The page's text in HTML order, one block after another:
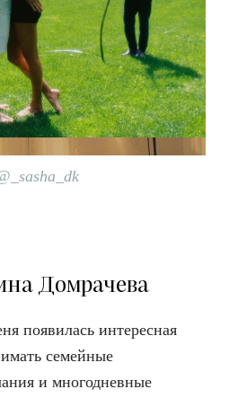
Домрачева
появилась интересная
семейные
и многодневные